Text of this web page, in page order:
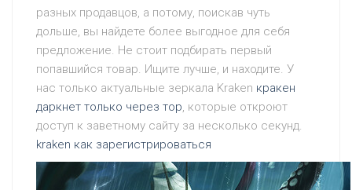
разных продавцов, а потому, поискав чуть
дольше, вы найдете более выгодное для себя
предложение. Не стоит подбирать первый
попавшийся товар. Ищите лучше, и находите. У
нас только актуальные зеркала Kraken кракен
даркнет только через тор, которые откроют
доступ к заветному сайту за несколько секунд.
kraken как зарегистрироваться